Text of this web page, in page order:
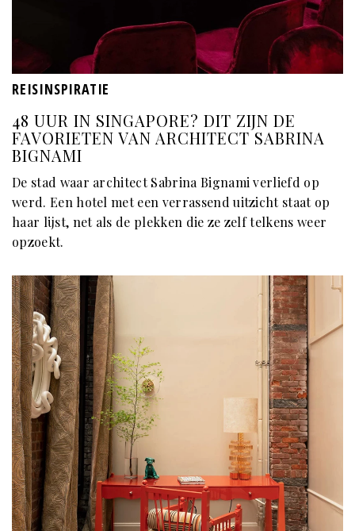
REISINSPIRATIE
48 UUR IN SINGAPORE? DIT ZIJN DE
FAVORIETEN VAN ARCHITECT SABRINA
BIGNAMI
De stad waar architect Sabrina Bignami verliefd op
werd. Een hotel met een verrassend uitzicht staat op
haar lijst, net als de plekken die ze zelf telkens weer
opzoekt.